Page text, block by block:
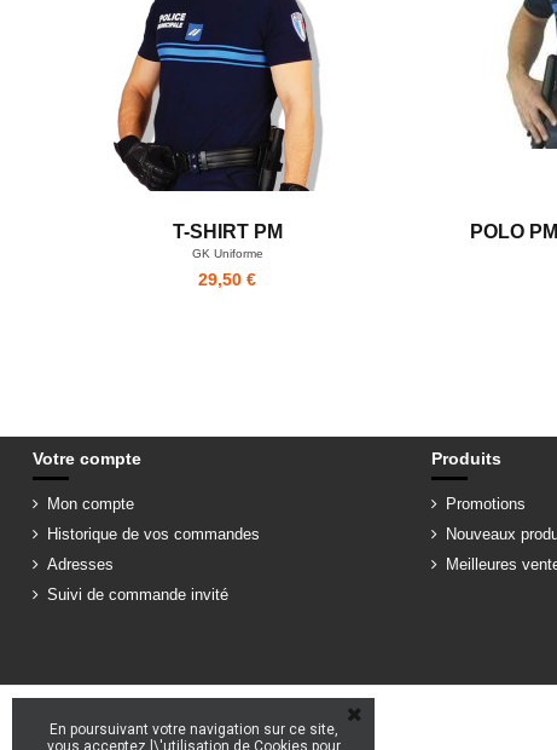
T-SHIRT PM
GK Uniforme
29,50 €
POLO
Votre compte
Mon compte
Historique de vos commandes
Adresses
Suivi de commande invité
Produits
Promotions
Nouveaux
Meilleures
En poursuivant votre navigation sur ce site,
vous acceptez l\'utilisation de Cookies pour